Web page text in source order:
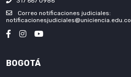
Correo notificaciones judiciales:
notificacionesjudiciales@uniciencia.edu.co
BOGOTÁ